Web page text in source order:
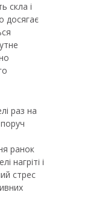
скла і
досягає
раз на
ранок
нагріті і
стрес